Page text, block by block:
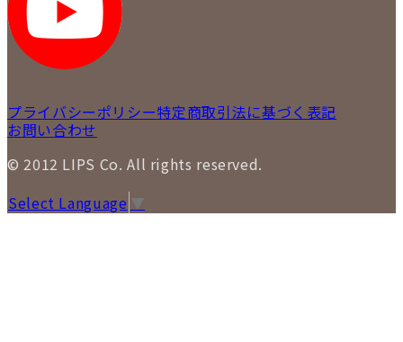
プライバシーポリシー特定商取引法に基づく表記
お問い合わせ
© 2012 LIPS Co. All rights reserved.
Select Language ▼